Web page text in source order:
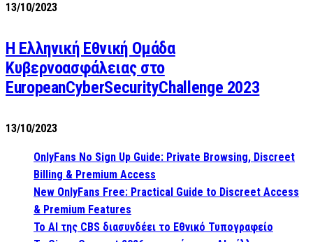
13/10/2023
Η Ελληνική Εθνική Ομάδα
Κυβερνοασφάλειας στο
EuropeanCyberSecurityChallenge 2023
13/10/2023
OnlyFans No Sign Up Guide: Private Browsing, Discreet
Billing & Premium Access
New OnlyFans Free: Practical Guide to Discreet Access
& Premium Features
Το AI της CBS διασυνδέει το Εθνικό Τυπογραφείο